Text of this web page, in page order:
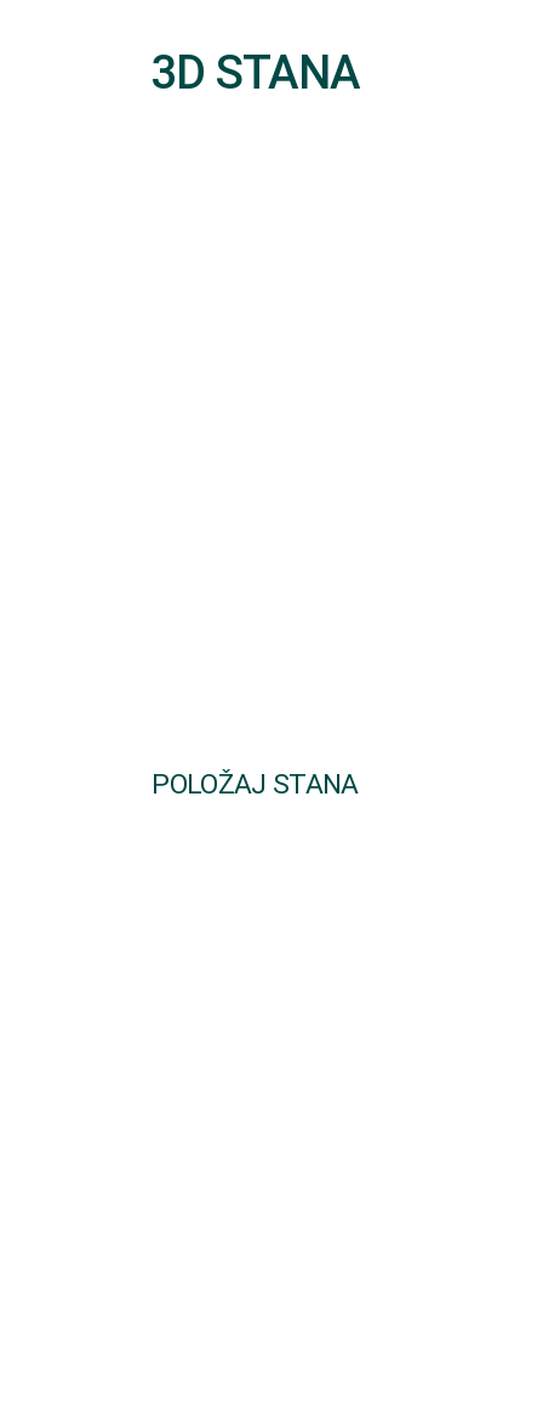
3D STANA
POLOŽAJ STANA